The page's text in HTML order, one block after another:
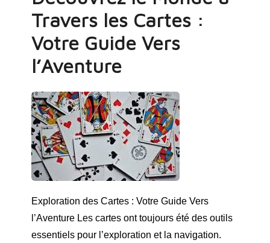
Travers les Cartes :
Votre Guide Vers
l’Aventure
Exploration des Cartes : Votre Guide Vers
l’Aventure Les cartes ont toujours été des outils
essentiels pour l’exploration et la navigation.